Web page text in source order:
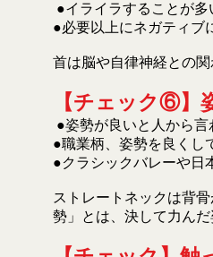
●イライラすることが多
●必要以上にネガティブ
首は脳や自律神経との
【チェック⑥】
●姿勢が良いと人から言
●職業柄、姿勢を良くし
●クラシックバレーや日
ストレートネックは背
勢」とは、決して力んだ